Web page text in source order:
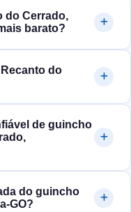
do Cerrado,
barato?
do
de guincho
do guincho